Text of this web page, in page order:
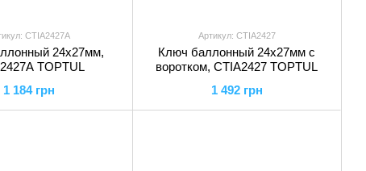
CTIA2427A
24х27мм,
TOPTUL
1 184 грн
Артикул: CTIA2427
Ключ баллонный 24х27мм с
воротком, CTIA2427 TOPTUL
1 492 грн